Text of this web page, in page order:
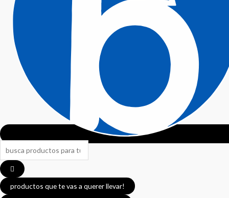
productos que te vas a querer llevar!